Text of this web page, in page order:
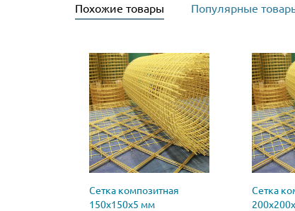
Похожие товары Популярные
Сетка композитная
150х150х5 мм
Сетка